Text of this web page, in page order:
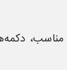
مناسب،